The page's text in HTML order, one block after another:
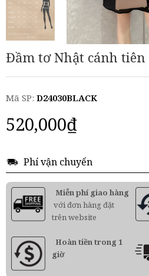
Đầm tơ Nhật cánh tiên
Mã SP: D24030BLACK
520,000₫
Phí vận chuyển
Miễn phí giao hàng
với đơn hàng đặt
trên website
Hoàn tiền trong 1
giờ